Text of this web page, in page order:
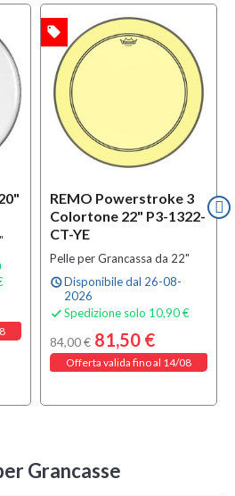
REMO Powerstroke 3
Colortone 22" P3-1322-
CT-YE
Pelle per Grancassa da 22"
scheduleDisponibile dal 26-08-
2026
 Spedizione solo 10,90 €
84,00 € 81,50 €
Offerta valida fino al 14/08
local_offer OFFERTA
Grancasse